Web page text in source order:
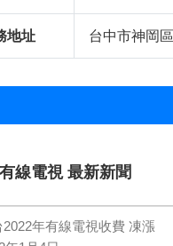
地址 台中市神岡
線電視 最新新聞
2022年有線電視收費 凍漲